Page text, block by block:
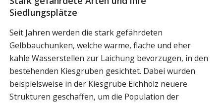
Siedlungsplätze
Seit Jahren werden die stark gefährdeten
Gelbbauchunken, welche warme, flache und eher
kahle Wasserstellen zur Laichung bevorzugen, in den
bestehenden Kiesgruben gesichtet. Dabei wurden
beispielsweise in der Kiesgrube Eichholz neuere
Strukturen geschaffen, um die Population der